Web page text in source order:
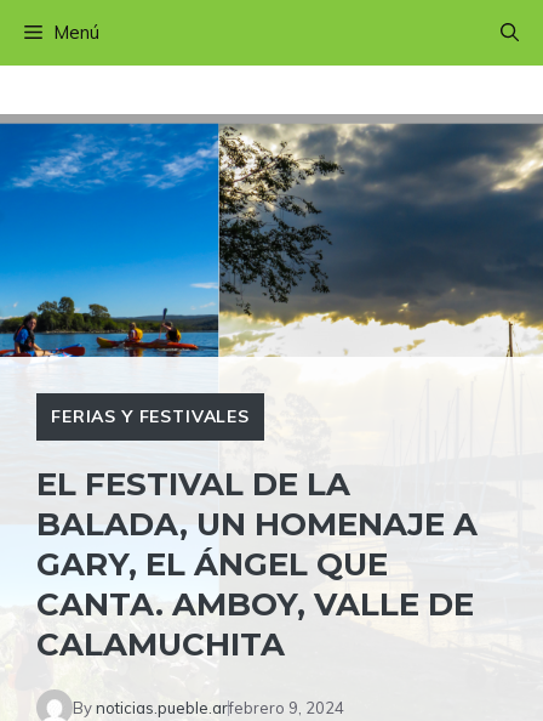
Menú
FERIAS Y FESTIVALES
EL FESTIVAL DE LA
BALADA, UN HOMENAJE A
GARY, EL ÁNGEL QUE
CANTA. AMBOY, VALLE DE
CALAMUCHITA
Bynoticias.pueble.arfebrero 9, 2024